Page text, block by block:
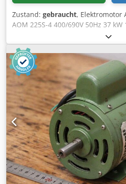
Zustand: gebraucht, Elektromotor
AOM 225S-4 400/690V 50Hz 37
U Tefx Aptjf 440 60Hz 44,4 kW